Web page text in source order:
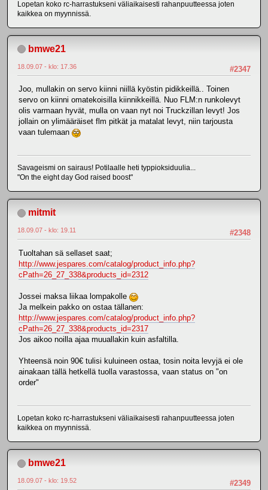
Lopetan koko rc-harrastukseni väliaikaisesti rahanpuutteessa joten
kaikkea on myynnissä.
bmwe21
#2347
18.09.07 - klo: 17.36
Joo, mullakin on servo kiinni niillä kyöstin pidikkeillä.. Toinen
servo on kiinni omatekoisilla kiinnikkeillä. Nuo FLM:n runkolevyt
olis varmaan hyvät, mulla on vaan nyt noi Truckzillan levyt! Jos
jollain on ylimääräiset flm pitkät ja matalat levyt, niin tarjousta
vaan tulemaan
Savageismi on sairaus! Potilaalle heti typpioksiduulia...
"On the eight day God raised boost"
mitmit
#2348
18.09.07 - klo: 19.11
Tuoltahan sä sellaset saat;
http://www.jespares.com/catalog/product_info.php?
cPath=26_27_338&products_id=2312
Jossei maksa liikaa lompakolle
Ja melkein pakko on ostaa tällanen:
http://www.jespares.com/catalog/product_info.php?
cPath=26_27_338&products_id=2317
Jos aikoo noilla ajaa muuallakin kuin asfaltilla.
Yhteensä noin 90€ tulisi kuluineen ostaa, tosin noita levyjä ei ole
ainakaan tällä hetkellä tuolla varastossa, vaan status on "on
order"
Lopetan koko rc-harrastukseni väliaikaisesti rahanpuutteessa joten
kaikkea on myynnissä.
bmwe21
#2349
18.09.07 - klo: 19.52